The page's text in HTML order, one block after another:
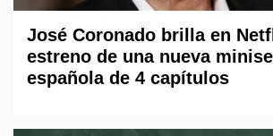
José Coronado brilla en
estreno de una nueva
española de 4 capítulos